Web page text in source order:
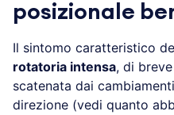
posizionale
Il sintomo caratteristico
rotatoria intensa, di
scatenata dai
direzione (vedi quanto